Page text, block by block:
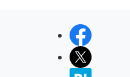
シェアする
ポストする